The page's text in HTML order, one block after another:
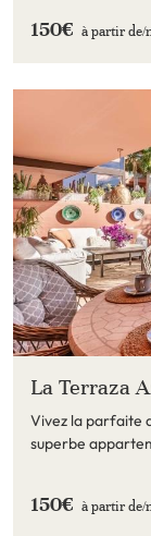
150€ à partir de/
La Terraza
Vivez la parfaite
superbe
150€ à partir de/